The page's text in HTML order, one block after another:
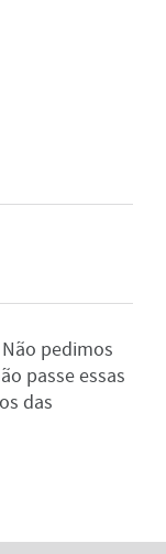
pedimos
passe essas
das